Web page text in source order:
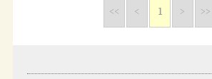
<< < 1 > >>